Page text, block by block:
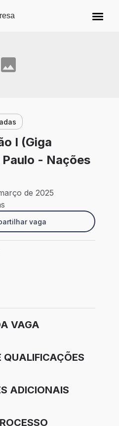
I (Giga
- Nações
de 2025
vaga
PAULO - SP
VAGA
QUALIFICAÇÕES
ADICIONAIS